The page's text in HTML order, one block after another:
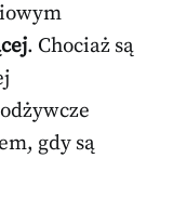
. Chociaż są
gdy są